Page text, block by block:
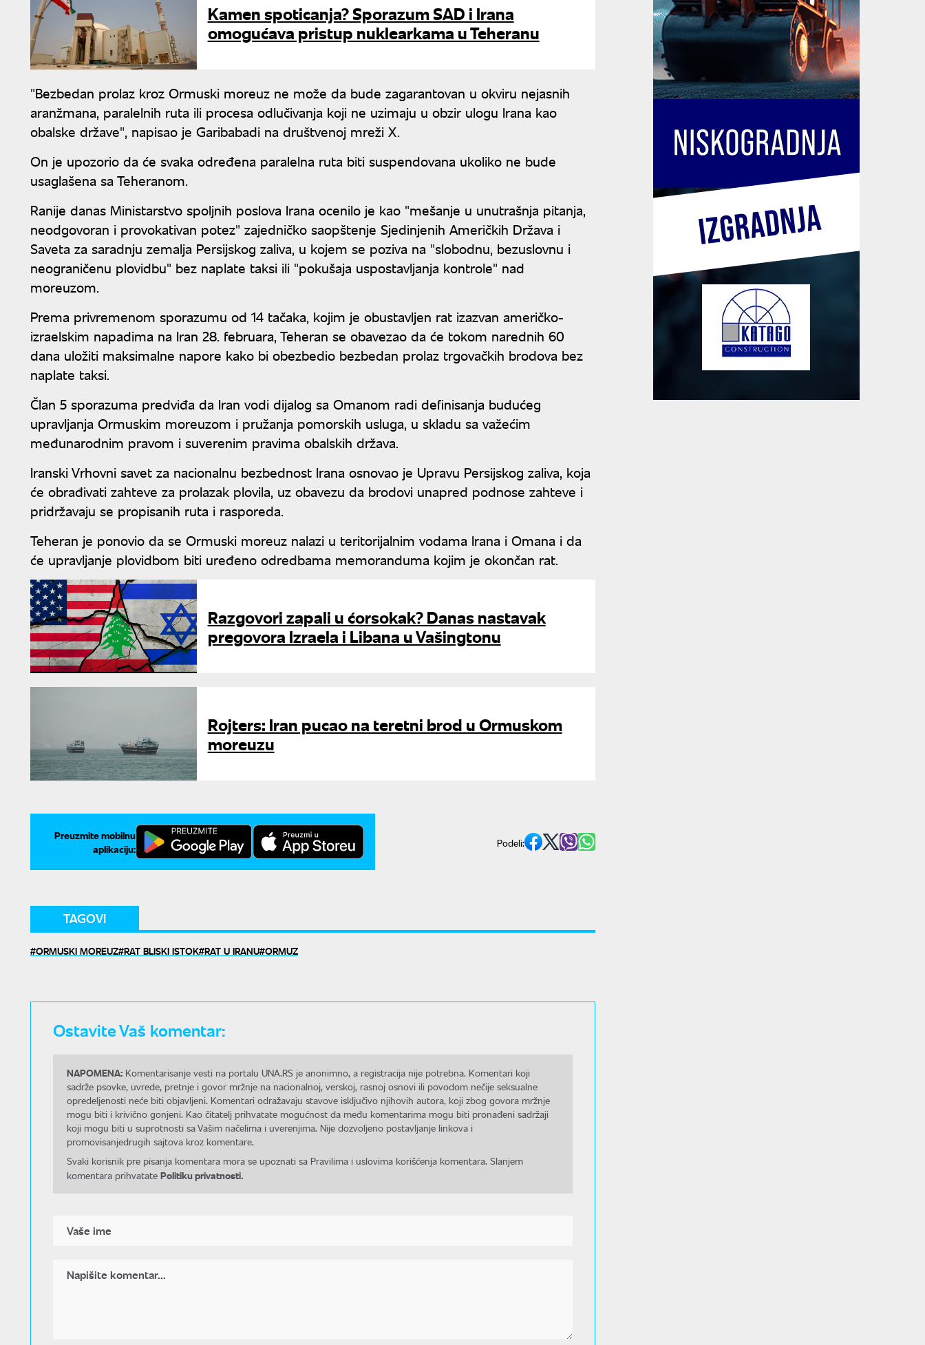
Kamen spoticanja? Sporazum SAD i Irana
omogućava pristup nuklearkama u Teheranu
"Bezbedan prolaz kroz Ormuski moreuz ne može da bude zagarantovan u okviru nejasnih
aranžmana, paralelnih ruta ili procesa odlučivanja koji ne uzimaju u obzir ulogu Irana kao
obalske države", napisao je Garibabadi na društvenoj mreži X.
On je upozorio da će svaka određena paralelna ruta biti suspendovana ukoliko ne bude
usaglašena sa Teheranom.
Ranije danas Ministarstvo spoljnih poslova Irana ocenilo je kao "mešanje u unutrašnja pitanja,
neodgovoran i provokativan potez" zajedničko saopštenje Sjedinjenih Američkih Država i
Saveta za saradnju zemalja Persijskog zaliva, u kojem se poziva na "slobodnu, bezuslovnu i
neograničenu plovidbu" bez naplate taksi ili "pokušaja uspostavljanja kontrole" nad
moreuzom.
Prema privremenom sporazumu od 14 tačaka, kojim je obustavljen rat izazvan američko-
izraelskim napadima na Iran 28. februara, Teheran se obavezao da će tokom narednih 60
dana uložiti maksimalne napore kako bi obezbedio bezbedan prolaz trgovačkih brodova bez
naplate taksi.
Član 5 sporazuma predviđa da Iran vodi dijalog sa Omanom radi definisanja budućeg
upravljanja Ormuskim moreuzom i pružanja pomorskih usluga, u skladu sa važećim
međunarodnim pravom i suverenim pravima obalskih država.
Iranski Vrhovni savet za nacionalnu bezbednost Irana osnovao je Upravu Persijskog zaliva, koja
će obrađivati zahteve za prolazak plovila, uz obavezu da brodovi unapred podnose zahteve i
pridržavaju se propisanih ruta i rasporeda.
Teheran je ponovio da se Ormuski moreuz nalazi u teritorijalnim vodama Irana i Omana i da
će upravljanje plovidbom biti uređeno odredbama memoranduma kojim je okončan rat.
Razgovori zapali u ćorsokak? Danas nastavak
pregovora Izraela i Libana u Vašingtonu
Rojters: Iran pucao na teretni brod u Ormuskom
moreuzu
Preuzmite mobilnu
aplikaciju:
Podeli:
TAGOVI
ORMUSKI MOREUZ RAT BLISKI ISTOK RAT U IRANU ORMUZ
Ostavite Vaš komentar:
NAPOMENA: Komentarisanje vesti na portalu UNA.RS je anonimno, a registracija nije potrebna. Komentari koji
sadrže psovke, uvrede, pretnje i govor mržnje na nacionalnoj, verskoj, rasnoj osnovi ili povodom nečije seksualne
opredeljenosti neće biti objavljeni. Komentari odražavaju stavove isključivo njihovih autora, koji zbog govora mržnje
mogu biti i krivično gonjeni. Kao čitatelj prihvatate mogućnost da među komentarima mogu biti pronađeni sadržaji
koji mogu biti u suprotnosti sa Vašim načelima i uverenjima. Nije dozvoljeno postavljanje linkova i
promovisanjedrugih sajtova kroz komentare.
Svaki korisnik pre pisanja komentara mora se upoznati sa Pravilima i uslovima korišćenja komentara. Slanjem
komentara prihvatate Politiku privatnosti.